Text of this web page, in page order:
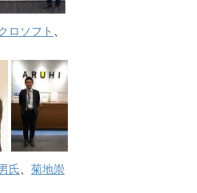
ロソフト
氏
菊地崇